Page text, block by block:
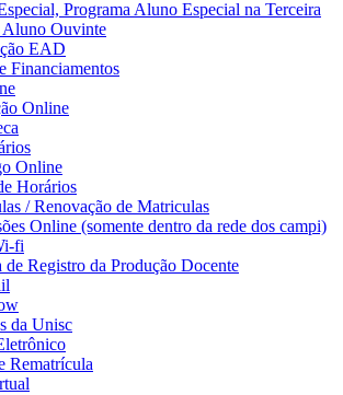
Programa Aluno Especial na Terceira
Aluno Ouvinte
EAD
Financiamentos
Online
Online
Horários
/ Renovação de Matriculas
Online (somente dentro da rede dos campi)
fi
de Registro da Produção Docente
da Unisc
Rematrícula